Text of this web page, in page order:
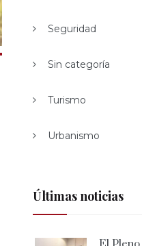
Seguridad
Sin categoría
Turismo
Urbanismo
Últimas noticias